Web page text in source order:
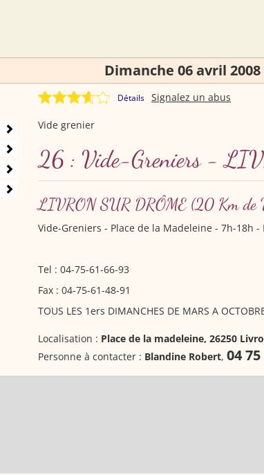
Dimanche 06 avril 2008
Détails Signalez un abus
Vide grenier
26 : Vide-Greniers -
LIVRON SUR DRÔME (20 Km de
Vide-Greniers - Place de la Madeleine - 7h-18h
Tel : 04-75-61-66-93
Fax : 04-75-61-48-91
TOUS LES 1ers DIMANCHES DE MARS A
Localisation : Place de la madeleine, 26250
Personne à contacter : Blandine Robert, 04